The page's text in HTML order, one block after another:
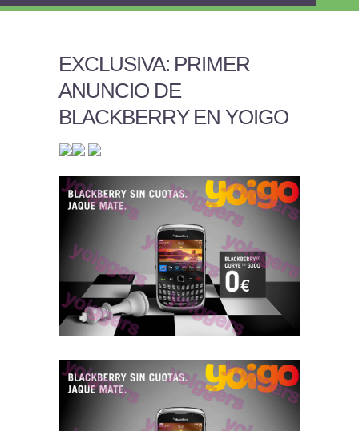
EXCLUSIVA: PRIMER
ANUNCIO DE
BLACKBERRY EN YOIGO